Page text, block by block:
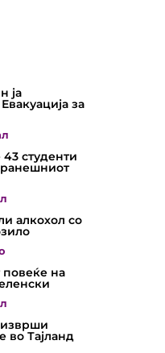
ја
за
43 студенти
алкохол со
на
во Тајланд